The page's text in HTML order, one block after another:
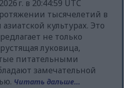
г. в 20:44:59 UTC
тысячелетий в
культурах. Это
не только
луковица,
питательными
замечательной
Читать дальше...